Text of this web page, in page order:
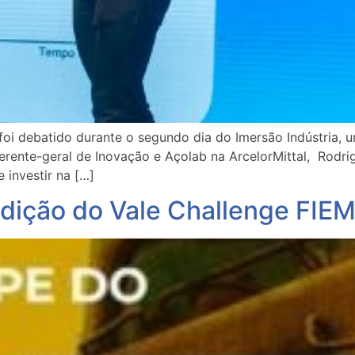
debatido durante o segundo dia do Imersão Indústria,
geral de Inovação e Açolab na ArcelorMittal,
investir na […]
do Vale Challenge